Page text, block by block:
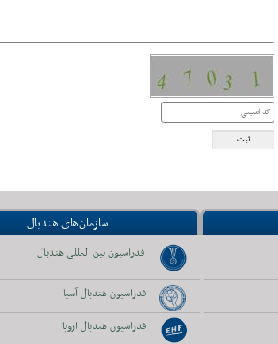
سازمان‌های هندبال
فدراسیون بین المللی هندبال
فدراسیون هندبال آسیا
فدراسیون هندبال اروپا